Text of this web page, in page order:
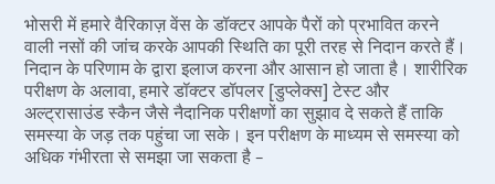
भोसरी में हमारे वैरिकाज़ वेंस के डॉक्टर आपके पैरों को प्रभावित करने
वाली नसों की जांच करके आपकी स्थिति का पूरी तरह से निदान करते हैं।
निदान के परिणाम के द्वारा इलाज करना और आसान हो जाता है। शारीरिक
परीक्षण के अलावा, हमारे डॉक्टर डॉपलर [डुप्लेक्स] टेस्ट और
अल्ट्रासाउंड स्कैन जैसे नैदानिक परीक्षणों का सुझाव दे सकते हैं ताकि
समस्या के जड़ तक पहुंचा जा सके। इन परीक्षण के माध्यम से समस्या को
अधिक गंभीरता से समझा जा सकता है –